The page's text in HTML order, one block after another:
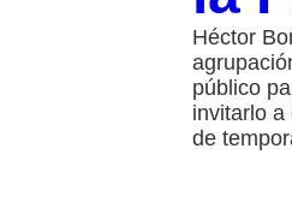
Héctor
público
invitarlo a
de